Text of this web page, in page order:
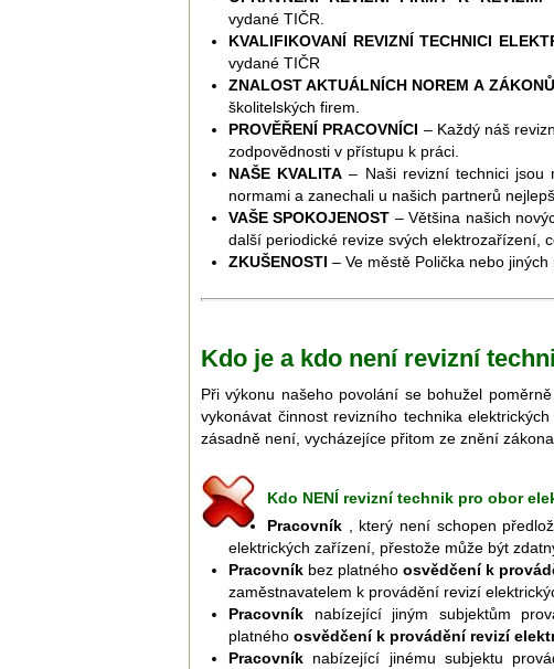
vydané TIČR.
KVALIFIKOVANÍ REVIZNÍ TECHNICI
vydané TIČR
ZNALOST AKTUÁLNÍCH NOREM A ZÁKONŮ
školitelských fi­rem.
PROVĚŘENÍ PRACOVNÍCI – Každý náš
zodpovědnosti v přístupu k práci.
NAŠE KVALITA – Naši revizní technici jsou
normami a zanechali u našich partnerů
VAŠE SPOKOJENOST – Většina našich
další periodické revize svých elektrozařízení,
ZKUŠENOSTI – Ve městě Polička nebo
Kdo je a kdo není revizní
Při výkonu našeho povolání se bohužel
vykonávat činnost revizního technika
zásadně není, vycházejíce přitom ze znění
Kdo NENÍ revizní technik pro obor
Pracovník , který není schopen
elektrických zařízení, přestože může být
Pracovník bez platného osvědčení k
zaměstnavatelem k provádění revizí
Pracovník nabízející jiným subjektům
platného osvědčení k provádění revizí
Pracovník nabízející jinému subjektu